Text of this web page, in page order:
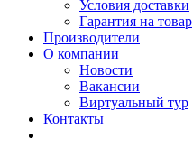
Условия доставки
Гарантия на товар
Производители
О компании
Новости
Вакансии
Виртуальный тур
Контакты